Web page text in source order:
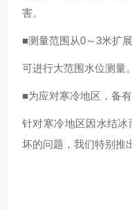
害。
■测量范围从0～3米扩
可进行大范围水位测量。
■为应对寒冷地区，备
针对寒冷地区因水结
坏的问题，我们特别推